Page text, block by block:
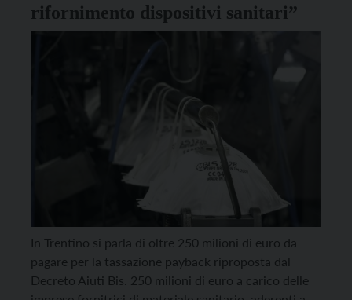
rifornimento dispositivi sanitari”
In Trentino si parla di oltre 250 milioni di euro da
pagare per la tassazione payback riproposta dal
Decreto Aiuti Bis. 250 milioni di euro a carico delle